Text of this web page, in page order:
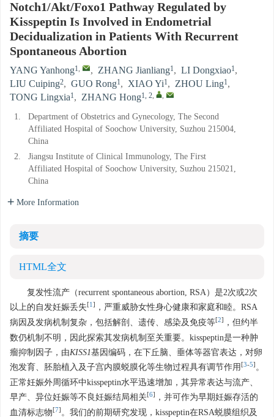
Notch1/Akt/Foxo1 Pathway Regulated by
Kisspeptin Is Involved in Endometrial
Decidualization in Patients With Recurrent
Spontaneous Abortion
YANG Yanhong1, , ZHANG Jianliang1, LI Dongxiao1,
LIU Cuiping2, GUO Rong1, XIAO Yi1, ZHOU Ling1,
TONG Lingxia1, ZHANG Hong1, 2, ,
1.
Department of Obstetrics and Gynecology, The Second
Affiliated Hospital of Soochow University, Suzhou 215004,
China
2.
Jiangsu Institute of Clinical Immunology, The First
Affiliated Hospital of Soochow University, Suzhou 215021,
China
More Information
摘要
HTML全文
复发性流产（recurrent spontaneous abortion, RSA）是2次或2次
以上的自发妊娠丢失[1]
，严重威胁女性身心健康和家庭和睦。RSA
病因及发病机制复杂，包括解剖、遗传、感染及免疫等[2]
，但约半
数仍机制不明，因此探索其发病机制至关重要。kisspeptin是一种肿
瘤抑制因子，由KISS1基因编码，在下丘脑、垂体等器官表达，对卵
泡发育、胚胎植入及子宫内膜蜕膜化等生物过程具有调节作用 [3-5] 。
正常妊娠外周循环中kisspeptin水平迅速增加，其异常表达与流产、
早产、异位妊娠等不良妊娠结局相关[6]
，并可作为早期妊娠存活的
血清标志物[7] 。我们的前期研究发现，kisspeptin在RSA蜕膜组织及